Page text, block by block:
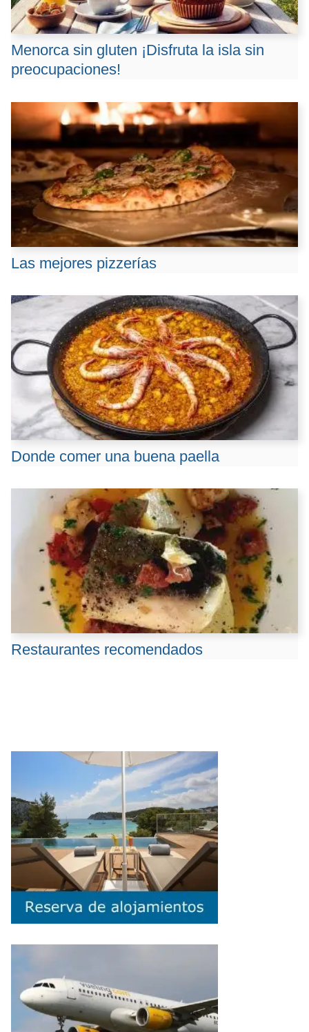
Menorca sin gluten ¡Disfruta la isla sin
preocupaciones!
Las mejores pizzerías
Donde comer una buena paella
Restaurantes recomendados